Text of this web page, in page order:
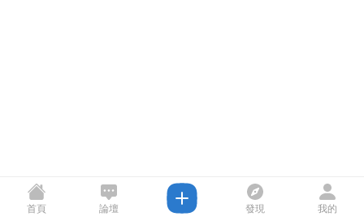
首頁 論壇 發現 我的